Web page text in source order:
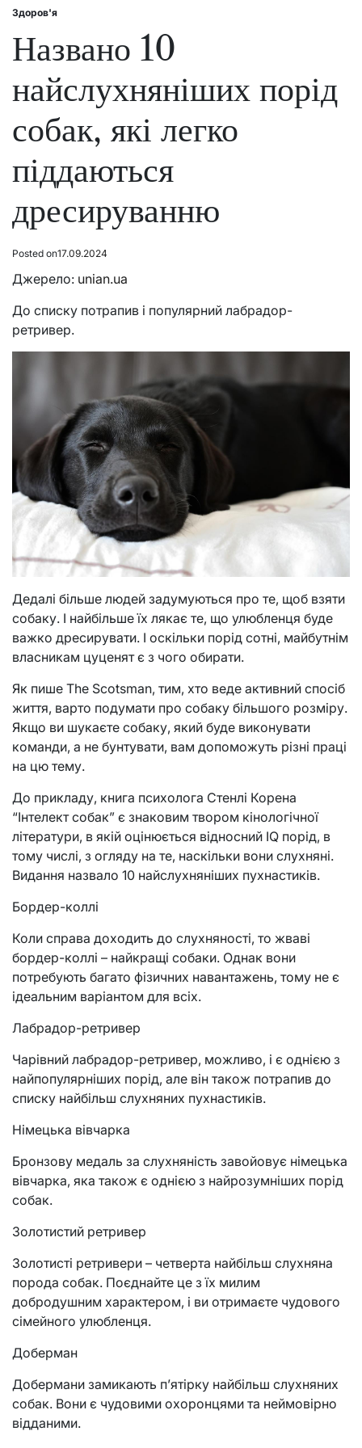
Posted
Здоров'я
Названо 10
найслухняніших порід
собак, які легко
піддаються
дресируванню
Posted on17.09.2024
Джерело: unian.ua
До списку потрапив і популярний лабрадор-
ретривер.
Дедалі більше людей задумуються про те, щоб взяти
собаку. І найбільше їх лякає те, що улюбленця буде
важко дресирувати. І оскільки порід сотні, майбутнім
власникам цуценят є з чого обирати.
Як пише The Scotsman, тим, хто веде активний спосіб
життя, варто подумати про собаку більшого розміру.
Якщо ви шукаєте собаку, який буде виконувати
команди, а не бунтувати, вам допоможуть різні праці
на цю тему.
До прикладу, книга психолога Стенлі Корена
“Інтелект собак” є знаковим твором кінологічної
літератури, в якій оцінюється відносний IQ порід, в
тому числі, з огляду на те, наскільки вони слухняні.
Видання назвало 10 найслухняніших пухнастиків.
Бордер-коллі
Коли справа доходить до слухняності, то жваві
бордер-коллі – найкращі собаки. Однак вони
потребують багато фізичних навантажень, тому не є
ідеальним варіантом для всіх.
Лабрадор-ретривер
Чарівний лабрадор-ретривер, можливо, і є однією з
найпопулярніших порід, але він також потрапив до
списку найбільш слухняних пухнастиків.
Німецька вівчарка
Бронзову медаль за слухняність завойовує німецька
вівчарка, яка також є однією з найрозумніших порід
собак.
Золотистий ретривер
Золотисті ретривери – четверта найбільш слухняна
порода собак. Поєднайте це з їх милим
добродушним характером, і ви отримаєте чудового
сімейного улюбленця.
Доберман
Добермани замикають п’ятірку найбільш слухняних
собак. Вони є чудовими охоронцями та неймовірно
відданими.